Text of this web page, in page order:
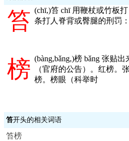
笞 (chī,)笞 chī 用鞭杖或竹板
条打人脊背或臀腿的刑罚
榜 (bàng,bǎng,)榜 bǎng 张贴
（官府的公告）。红榜。
榜。榜眼（科举时
笞开头的相关词语
笞榜